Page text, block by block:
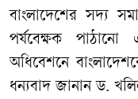
বাংলাদেশের সদ্য
পর্যবেক্ষক
অধিবেশনে
ধন্যবাদ জানান ড.